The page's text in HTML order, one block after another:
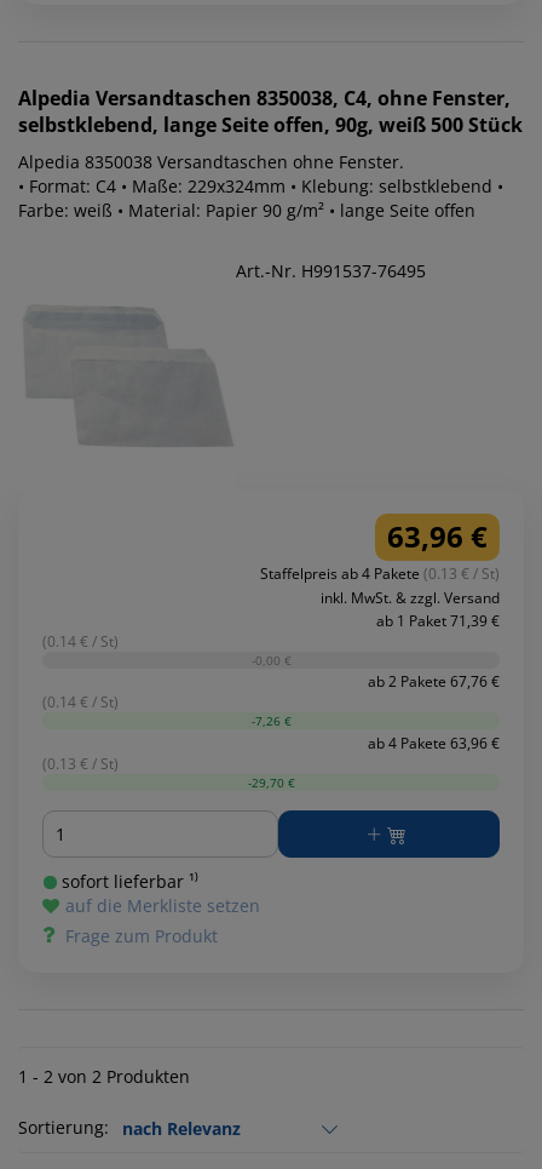
Alpedia Versandtaschen 8350038, C4, ohne Fenster,
selbstklebend, lange Seite offen, 90g, weiß 500 Stück
Alpedia 8350038 Versandtaschen ohne Fenster.
• Format: C4 • Maße: 229x324mm • Klebung: selbstklebend •
Farbe: weiß • Material: Papier 90 g/m² • lange Seite offen
Art.-Nr. H991537-76495
63,96 €
Staffelpreis ab 4 Pakete (0.13 € / St)
inkl. MwSt. & zzgl. Versand
ab 1 Paket 71,39 €
(0.14 € / St)
-0,00 €
ab 2 Pakete 67,76 €
(0.14 € / St)
-7,26 €
ab 4 Pakete 63,96 €
(0.13 € / St)
-29,70 €
Menge
sofort lieferbar ¹⁾
auf die Merkliste setzen
Frage zum Produkt
1 - 2 von 2 Produkten
Sortierung: